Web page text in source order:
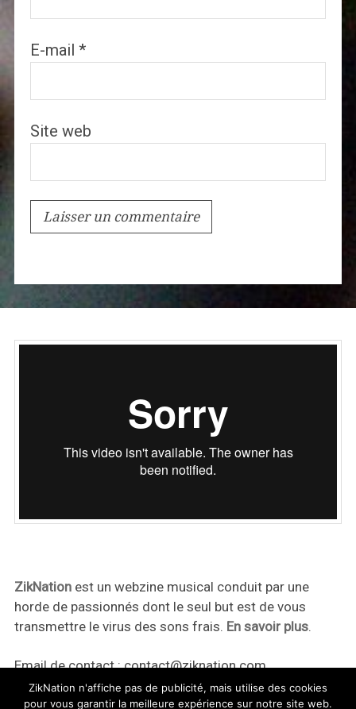
E-mail *
Site web
ZikNationest un webzine musical conduit par une
horde de passionnés dont le seul but est de vous
transmettre le virus des sons frais. En savoir plus.
Email de contact :contact@ziknation.com
ZikNation n'affiche pas de publicité, mais utilise des cookies
pour vous garantir la meilleure expérience sur notre site web.